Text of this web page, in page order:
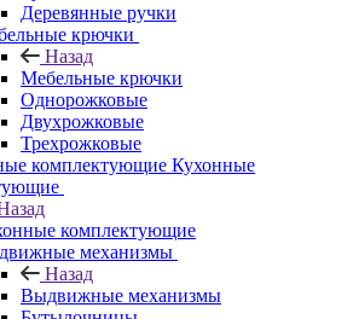
Деревянные ручки
крючки
Назад
Мебельные крючки
Однорожковые
Двухрожковые
Трехрожковые
Кухонные
комплектующие
механизмы
Назад
Выдвижные механизмы